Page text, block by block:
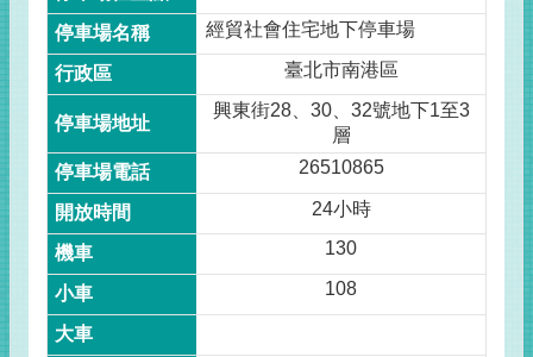
經貿社會住宅地下停車場
臺北市南港區
興東街28、30、32號地下1至3
層
26510865
24小時
130
108